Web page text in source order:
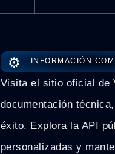
⚙️ INFORMACIÓN
Visita el sitio oficial de
documentación
éxito. Explora la API
personalizadas y